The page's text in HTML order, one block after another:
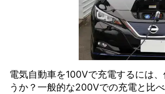
電気自動車を100Vで充電するには
うか？一般的な200Vでの充電と比